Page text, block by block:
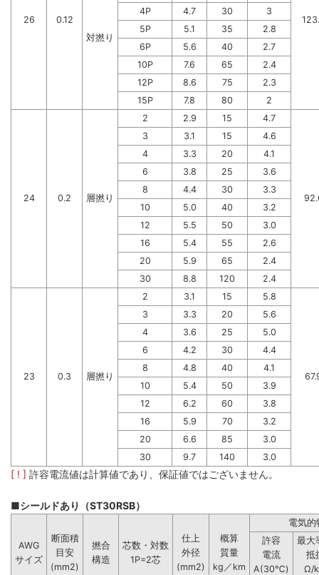
26 0.12
対撚り
4P 4.7 30
3
5P
5.1 35
2.8
6P
5.6 40
2.7
10P
7.6 65
2.4
12P
8.6 75
2.3
15P
7.8 80 2
24 0.2 層撚り
2 2.9 15 4.7
3 3.1 15
4.6
4
3.3 20
4.1
6
3.8 25
3.6
8
4.4 30
3.3
10
5.0 40
3.2
12
5.5 50
3.0
16
5.4 55
2.6
20
5.9 65
2.4
30
8.8 120 2.4
23 0.3 層撚り
2 3.1 15 5.8
3 3.3 20
5.6
4
3.6 25
5.0
6
4.2 30
4.4
8
4.8 40
4.1
10
5.4 50
3.9
12
6.2 60
3.8
16
5.9 70
3.2
20
6.6 85
3.0
30
9.7 140 3.0
[ ! ] 許容電流値は計算値であり、保証値ではございません。
■シールドあり（ST30RSB）
AWG
サイズ
断面積
目安
(mm2)
撚合
構造
芯数・対数
1P=2芯
仕上
外径
(mm2)
概算
質量
kg／km
電気的
許容
電流
A(30℃)
最大
抵
Ω/